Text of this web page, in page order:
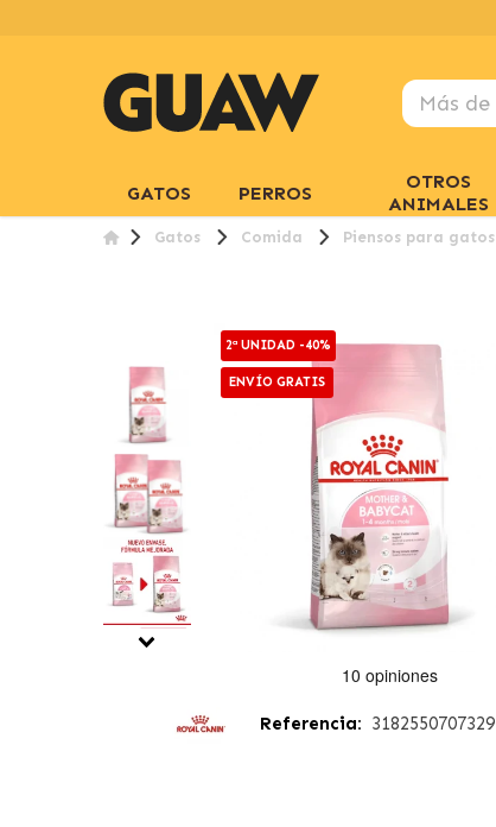
GATOS PERROS
OTROS
ANIMALES
Gatos Comida Piensos para gatos
2ª UNIDAD -40%
ENVÍO GRATIS
Referencia: 3182550707329